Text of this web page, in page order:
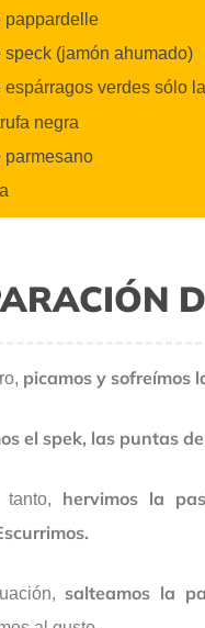
pappardelle
speck (jamón ahumado)
espárragos verdes sólo
negra
parmesano
picamos y sofreímos
el spek, las puntas
tanto, hervimos la
salteamos la